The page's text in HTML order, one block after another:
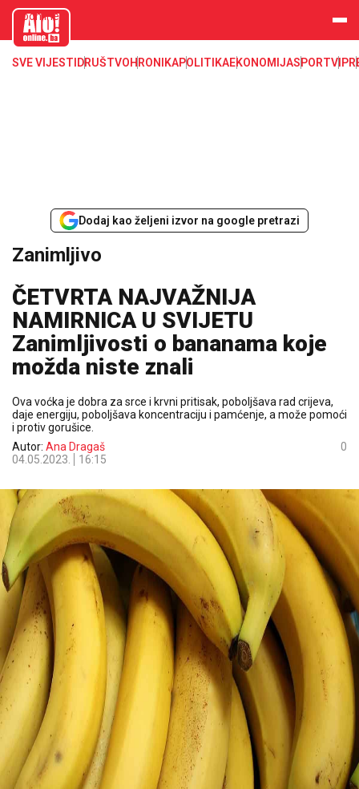
aloonline.b
SVE VIJESTI DRUŠTVOHRONIKAPOLITIKAEKONOMIJASPORTVIP
Dodaj kao željeni izvor na google pretrazi
Zanimljivo
ČETVRTA NAJVAŽNIJA
NAMIRNICA U SVIJETU
Zanimljivosti o bananama koje
možda niste znali
Ova voćka je dobra za srce i krvni pritisak, poboljšava rad crijeva,
daje energiju, poboljšava koncentraciju i pamćenje, a može pomoći
i protiv gorušice.
Autor: Ana Dragaš
04.05.2023.
16:15
0